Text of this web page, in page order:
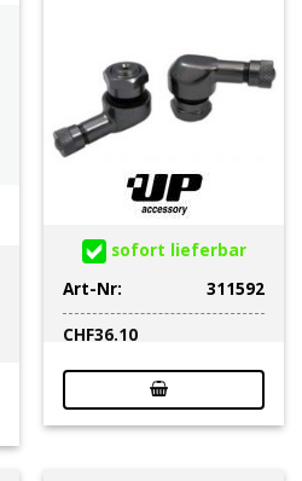
sofort lieferbar
Art-Nr:
311592
CHF36.10